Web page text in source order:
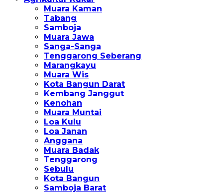
Muara Kaman
Tabang
Samboja
Muara Jawa
Sanga-Sanga
Tenggarong Seberang
Marangkayu
Muara Wis
Kota Bangun Darat
Kembang Janggut
Kenohan
Muara Muntai
Loa Kulu
Loa Janan
Anggana
Muara Badak
Tenggarong
Sebulu
Kota Bangun
Samboja Barat